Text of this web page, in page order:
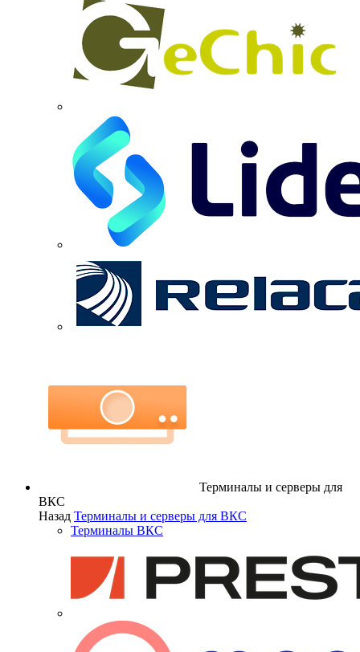
Терминалы и серверы для
ВКС
Назад Терминалы и серверы для ВКС
Терминалы ВКС